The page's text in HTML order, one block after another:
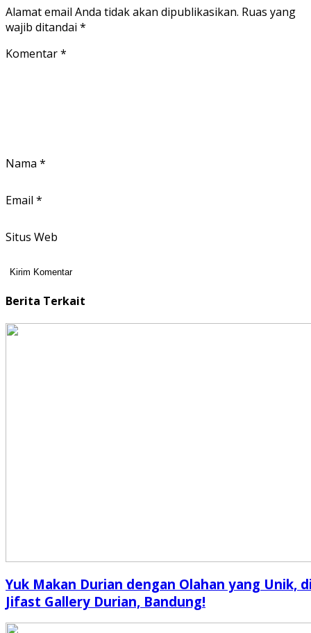
Alamat email Anda tidak akan dipublikasikan. Ruas yang
wajib ditandai *
Komentar*
Nama *
Email *
Situs Web
Berita Terkait
Yuk Makan Durian dengan Olahan yang Unik,
Jifast Gallery Durian, Bandung!